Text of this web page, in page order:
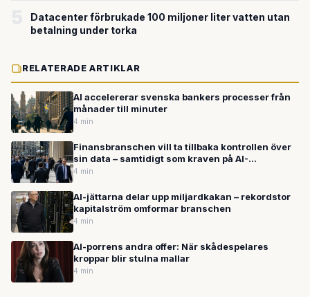
Datacenter förbrukade 100 miljoner liter vatten utan
betalning under torka
RELATERADE ARTIKLAR
AI accelererar svenska bankers processer från
månader till minuter
4 min
Finansbranschen vill ta tillbaka kontrollen över
sin data – samtidigt som kraven på AI-
automation ökar
4 min
AI-jättarna delar upp miljardkakan – rekordstor
kapitalström omformar branschen
4 min
AI-porrens andra offer: När skådespelares
kroppar blir stulna mallar
4 min